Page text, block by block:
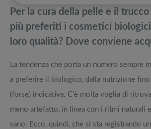
Tutto sulla doppia detersione: tecnica, benefici e
Offerte robot aspirapolvere da non perdere nella
Per la cura della pelle e il
più preferiti i cosmetici
loro qualità? Dove conviene
La tendenza che porta un numero sempre
a preferire il biologico, dalla nutrizione fino
(forse) indicativa. C’è molta voglia di
meno artefatto, in linea con i ritmi naturali
sano. Ecco, quindi, che si sta registrando